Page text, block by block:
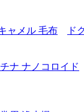
ャメル 毛布 ド
ナ ナノコロイド